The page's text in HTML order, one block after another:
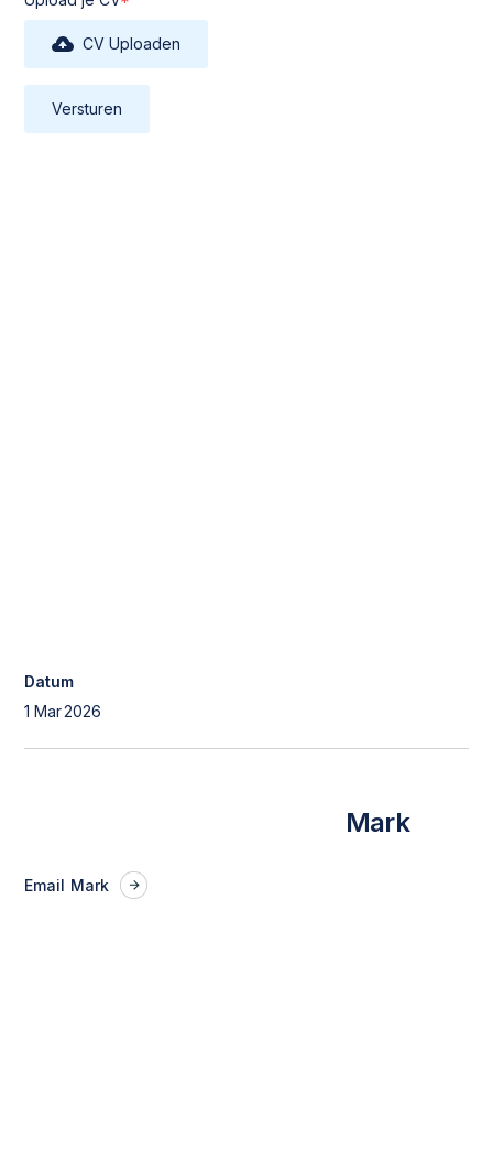
CV Uploaden
Datum
1 Mar2026
Mark
Email Mark